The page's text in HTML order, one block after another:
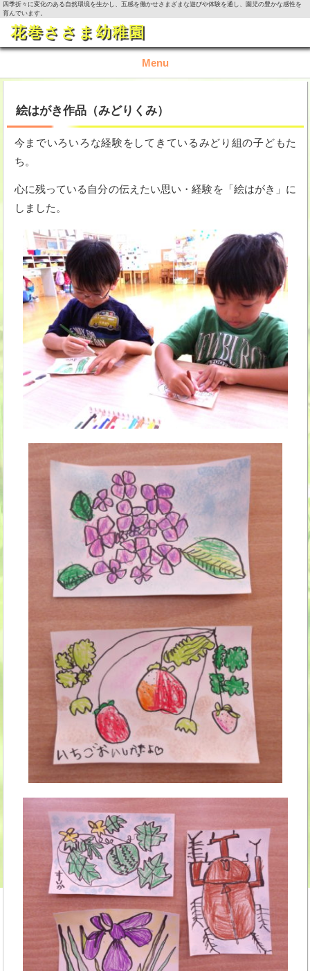
四季折々に変化のある自然環境を生かし、五感を働かせさまざまな遊びや体験を通し、園児の豊かな感性を
育んでいます。
花巻ささま幼稚園
Menu
園の概要
園の生活
今月の活動
絵はがき作品（みどりくみ）
今までいろいろな経験をしてきているみどり組の子どもた
ち。
心に残っている自分の伝えたい思い・経験を「絵はがき」に
しました。